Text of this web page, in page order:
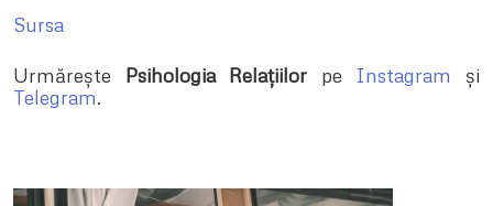
Sursa
Urmărește Psihologia Relațiilor pe Instagram
și
Telegram.